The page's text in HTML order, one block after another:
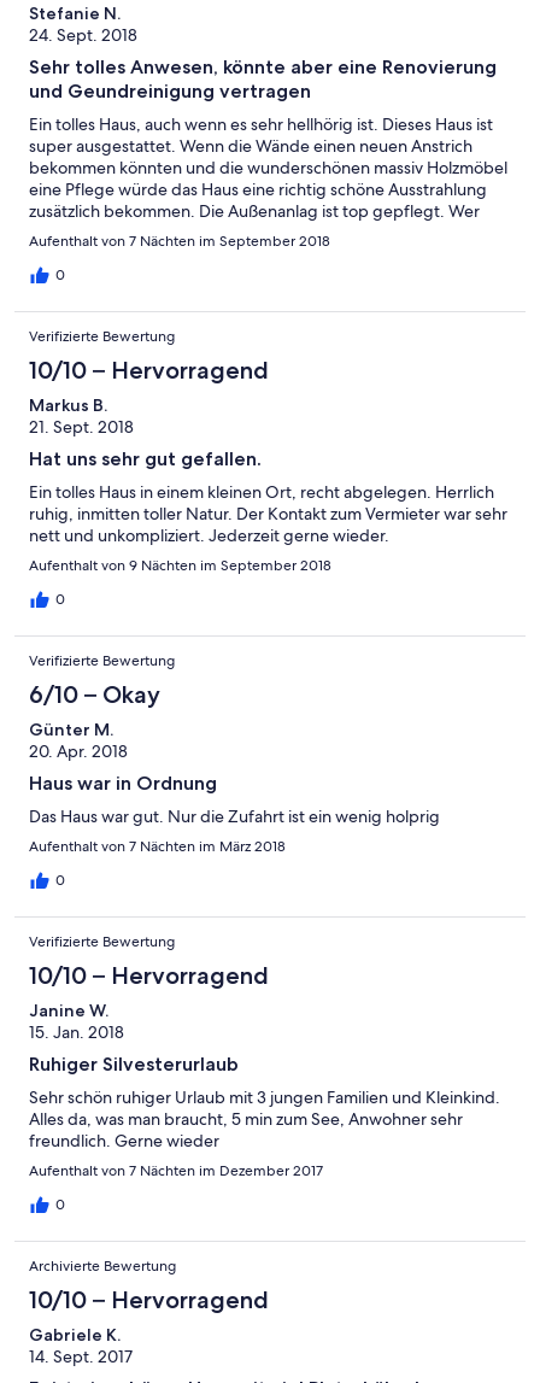
Stefanie N.
24. Sept. 2018
Sehr tolles Anwesen, könnte aber eine Renovierung
und Geundreinigung vertragen
Ein tolles Haus, auch wenn es sehr hellhörig ist. Dieses Haus ist
super ausgestattet. Wenn die Wände einen neuen Anstrich
bekommen könnten und die wunderschönen massiv Holzmöbel
eine Pflege würde das Haus eine richtig schöne Ausstrahlung
zusätzlich bekommen. Die Außenanlag ist top gepflegt. Wer
eine Auszeit von der Welt brauch und keine Angst haben will
das die Kinder außerhalb des Grundstückes was passieren
könnte ist hier genau richtig. Der Weg zum Ort schon sehr
Insgesamt war es ein netter Aufenthalt.
Aufenthalt von 7 Nächten im September 2018
0
Verifizierte Bewertung
10/10 – Hervorragend
Markus B.
21. Sept. 2018
Hat uns sehr gut gefallen.
Ein tolles Haus in einem kleinen Ort, recht abgelegen. Herrlich
ruhig, inmitten toller Natur. Der Kontakt zum Vermieter war sehr
nett und unkompliziert. Jederzeit gerne wieder.
Aufenthalt von 9 Nächten im September 2018
0
Verifizierte Bewertung
6/10 – Okay
Günter M.
20. Apr. 2018
Haus war in Ordnung
Das Haus war gut. Nur die Zufahrt ist ein wenig holprig
Aufenthalt von 7 Nächten im März 2018
0
Verifizierte Bewertung
10/10 – Hervorragend
Janine W.
15. Jan. 2018
Ruhiger Silvesterurlaub
Sehr schön ruhiger Urlaub mit 3 jungen Familien und Kleinkind.
Alles da, was man braucht, 5 min zum See, Anwohner sehr
freundlich. Gerne wieder
Aufenthalt von 7 Nächten im Dezember 2017
0
Archivierte Bewertung
10/10 – Hervorragend
Gabriele K.
14. Sept. 2017